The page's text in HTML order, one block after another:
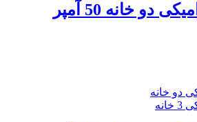
دو خانه 50 آمپر